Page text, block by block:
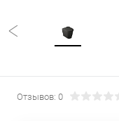
Отзывов: 0